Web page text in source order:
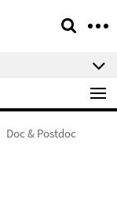
Doc & Postdoc